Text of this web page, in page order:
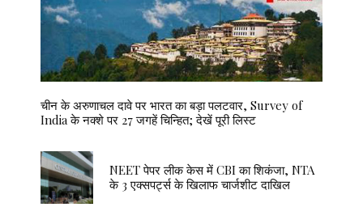
चीन के अरुणाचल दावे पर भारत का बड़ा पलटवार, Survey of
India के नक्शे पर 27 जगहें चिन्हित; देखें पूरी लिस्ट
NEET पेपर लीक केस में CBI का शिकंजा, NTA
के 3 एक्सपर्ट्स के खिलाफ चार्जशीट दाखिल